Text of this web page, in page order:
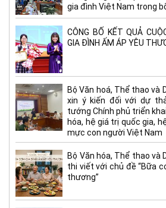
gia đình Việt Nam trong
CÔNG BỐ KẾT QUẢ
GIA ĐÌNH ẤM ÁP YÊU
Bộ Văn hoá, Thể thao và
xin ý kiến đối với dự
tướng Chính phủ triển
hóa, hệ giá trị quốc gia,
mực con người Việt Nam
Bộ Văn hóa, Thể thao và
thi viết với chủ đề “Bữa
thương”